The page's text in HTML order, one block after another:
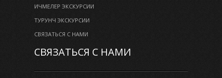
ИЧМЕЛЕР ЭКСКУРСИИ
ТУРУНЧ ЭКСКУРСИИ
СВЯЗАТЬСЯ С НАМИ
СВЯЗАТЬСЯ С НАМИ